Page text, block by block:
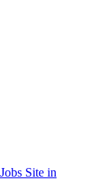
Site in